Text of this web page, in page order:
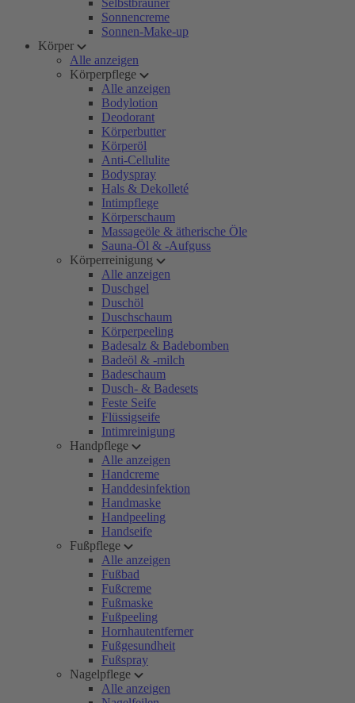
Selbstbräuner
Sonnencreme
Sonnen-Make-up
Körper
Alle anzeigen
Körperpflege
Alle anzeigen
Bodylotion
Deodorant
Körperbutter
Körperöl
Anti-Cellulite
Bodyspray
Hals & Dekolleté
Intimpflege
Körperschaum
Massageöle & ätherische Öle
Sauna-Öl & -Aufguss
Körperreinigung
Alle anzeigen
Duschgel
Duschöl
Duschschaum
Körperpeeling
Badesalz & Badebomben
Badeöl & -milch
Badeschaum
Dusch- & Badesets
Feste Seife
Flüssigseife
Intimreinigung
Handpflege
Alle anzeigen
Handcreme
Handdesinfektion
Handmaske
Handpeeling
Handseife
Fußpflege
Alle anzeigen
Fußbad
Fußcreme
Fußmaske
Fußpeeling
Hornhautentferner
Fußgesundheit
Fußspray
Nagelpflege
Alle anzeigen